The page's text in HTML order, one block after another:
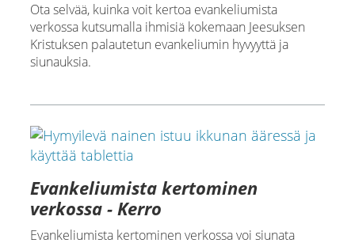
Ota selvää, kuinka voit kertoa evankeliumista
verkossa kutsumalla ihmisiä kokemaan Jeesuksen
Kristuksen palautetun evankeliumin hyvyyttä ja
siunauksia.
Evankeliumista kertominen
verkossa - Kerro
Evankeliumista kertominen verkossa voi siunata